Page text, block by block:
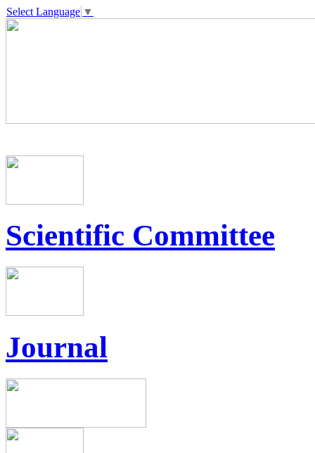
Select Language ▼
Scientific Committee
Journal